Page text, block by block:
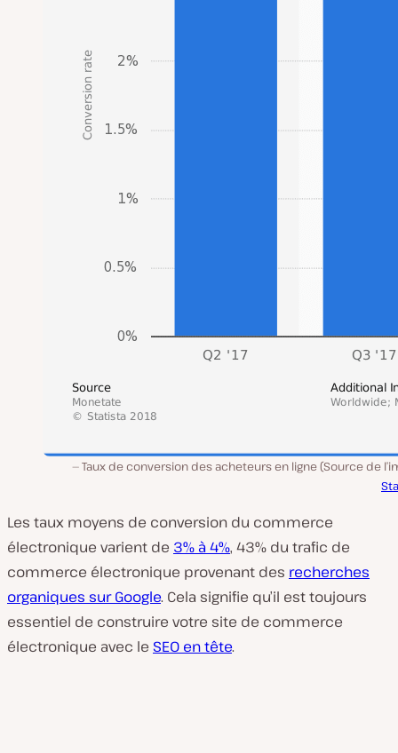
Taux de conversion des acheteurs en ligne (Source de
Les taux moyens de conversion du commerce
électronique varient de 3% à 4%, 43% du trafic de
commerce électronique provenant des recherches
organiques sur Google. Cela signifie qu’il est toujours
essentiel de construire votre site de commerce
électronique avec le SEO en tête.